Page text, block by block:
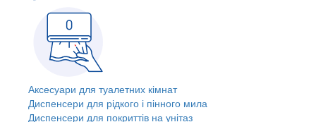
Аксесуари для туалетних кімнат
Диспенсери для рідкого і пінного мила
Диспенсери для покриттів на унітаз